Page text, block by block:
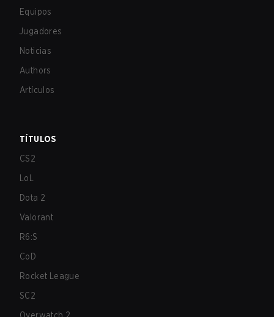
Equipos
Jugadores
Noticias
Authors
Artículos
TÍTULOS
CS2
LoL
Dota 2
Valorant
R6:S
CoD
Rocket League
SC2